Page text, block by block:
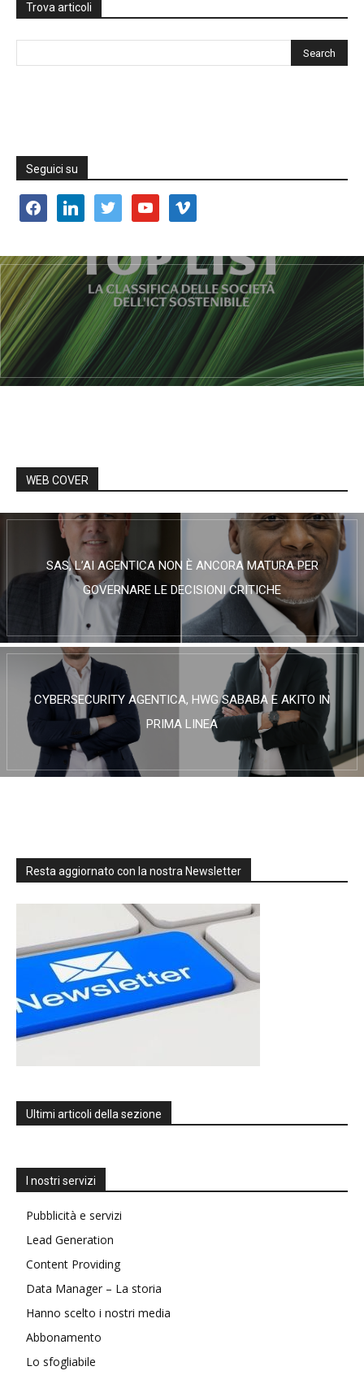
Trova articoli
Seguici su
facebooklinkedin twitter youtube vimeo
WEB COVER
SAS, L’AI AGENTICA NON È ANCORA MATURA PER
GOVERNARE LE DECISIONI CRITICHE
CYBERSECURITY AGENTICA, HWG SABABA E AKITO IN
PRIMA LINEA
Resta aggiornato con la nostra Newsletter
Ultimi articoli della sezione
I nostri servizi
Pubblicità e servizi
Lead Generation
Content Providing
Data Manager – La storia
Hanno scelto i nostri media
Abbonamento
Lo sfogliabile